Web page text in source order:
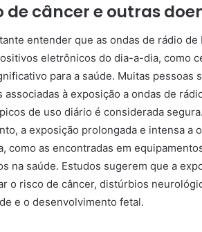
de câncer e outras
entender que as ondas de rádio
eletrônicos do dia-a-dia, como
para a saúde. Muitas pessoas
associadas à exposição a ondas de
de uso diário é considerada segura.
a exposição prolongada e intensa a
como as encontradas em
na saúde. Estudos sugerem que a
o risco de câncer, distúrbios
e o desenvolvimento fetal.